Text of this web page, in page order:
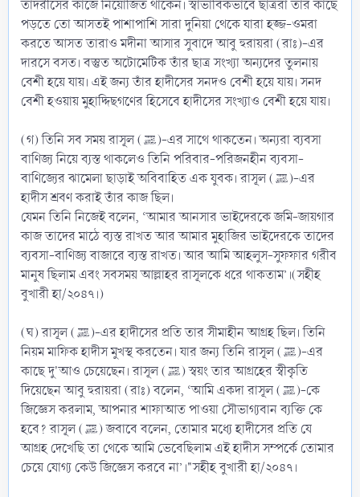
তাদরীসের কাজে নিয়োজিত থাকেন। স্বাভাবিকভাবে ছাত্ররা তার কাছে
পড়তে তো আসতই পাশাপাশি সারা দুনিয়া থেকে যারা হজ্জ-ওমরা
করতে আসত তারাও মদীনা আসার সুবাদে আবু হুরায়রা (রাঃ)-এর
দারসে বসত। বস্তুত অটোমেটিক তাঁর ছাত্র সংখ্যা অন্যদের তুলনায়
বেশী হয়ে যায়। এই জন্য তাঁর হাদীসের সনদও বেশী হয়ে যায়। সনদ
বেশী হওয়ায় মুহাদ্দিছগণের হিসেবে হাদীসের সংখ্যাও বেশী হয়ে যায়।
(গ) তিনি সব সময় রাসূল (ﷺ)-এর সাথে থাকতেন। অন্যরা ব্যবসা
বাণিজ্য নিয়ে ব্যস্ত থাকলেও তিনি পরিবার-পরিজনহীন ব্যবসা-
বাণিজ্যের ঝামেলা ছাড়াই অবিবাহিত এক যুবক। রাসূল (ﷺ)-এর
হাদীস শ্রবণ করাই তাঁর কাজ ছিল।
যেমন তিনি নিজেই বলেন, ‘আমার আনসার ভাইদেরকে জমি-জায়গার
কাজ তাদের মাঠে ব্যস্ত রাখত আর আমার মুহাজির ভাইদেরকে তাদের
ব্যবসা-বাণিজ্য বাজারে ব্যস্ত রাখত। আর আমি আহলুস-সুফফার গরীব
মানুষ ছিলাম এবং সবসময় আল্লাহর রাসূলকে ধরে থাকতাম’।(সহীহ
বুখারী হা/২০৪৭।)
(ঘ) রাসূল (ﷺ)-এর হাদীসের প্রতি তার সীমাহীন আগ্রহ ছিল। তিনি
নিয়ম মাফিক হাদীস মুখস্থ করতেন। যার জন্য তিনি রাসূল (ﷺ)-এর
কাছে দু'আও চেয়েছেন। রাসূল (ﷺ) স্বয়ং তার আগ্রহের স্বীকৃতি
দিয়েছেন আবু হুরায়রা (রাঃ) বলেন, ‘আমি একদা রাসূল (ﷺ)-কে
জিজ্ঞেস করলাম, আপনার শাফাআত পাওয়া সৌভাগ্যবান ব্যক্তি কে
হবে? রাসূল (ﷺ) জবাবে বলেন, তোমার মধ্যে হাদীসের প্রতি যে
আগ্রহ দেখেছি তা থেকে আমি ভেবেছিলাম এই হাদীস সম্পর্কে তোমার
চেয়ে যোগ্য কেউ জিজ্ঞেস করবে না’।"সহীহ বুখারী হা/২০৪৭।